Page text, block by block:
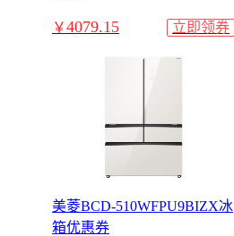
￥4079.15 立即领券
美菱BCD-510WFPU9BIZX冰
箱优惠券